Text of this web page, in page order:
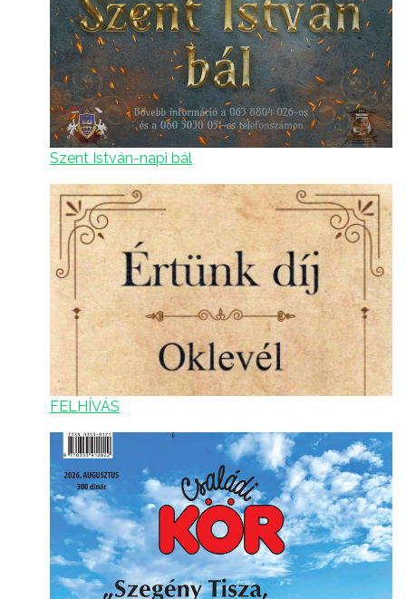
Szent István-napi bál
FELHÍVÁS